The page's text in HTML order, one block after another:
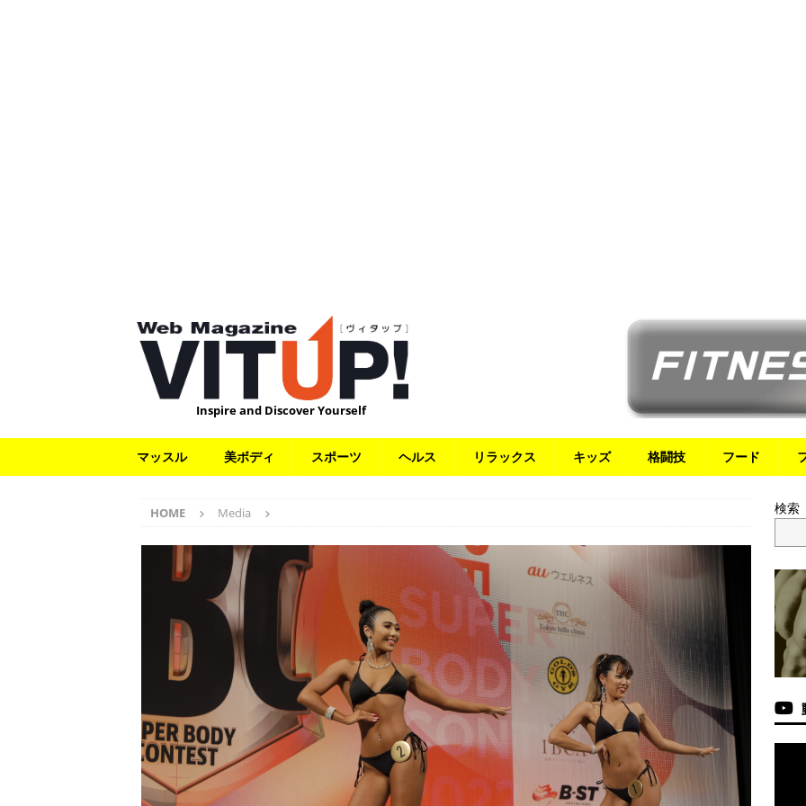
Inspire and Discover Yourself
マッスル 美ボディ スポーツ ヘルス リラックス キッズ 格闘技 フード
HOME Media 検索